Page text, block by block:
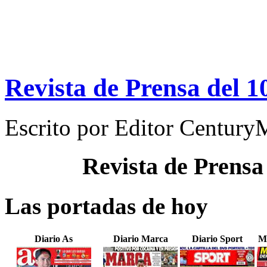
Revista de Prensa del
Escrito por Editor
Revista de
Las portadas de hoy
Diario As Diario Marca Diario Sport